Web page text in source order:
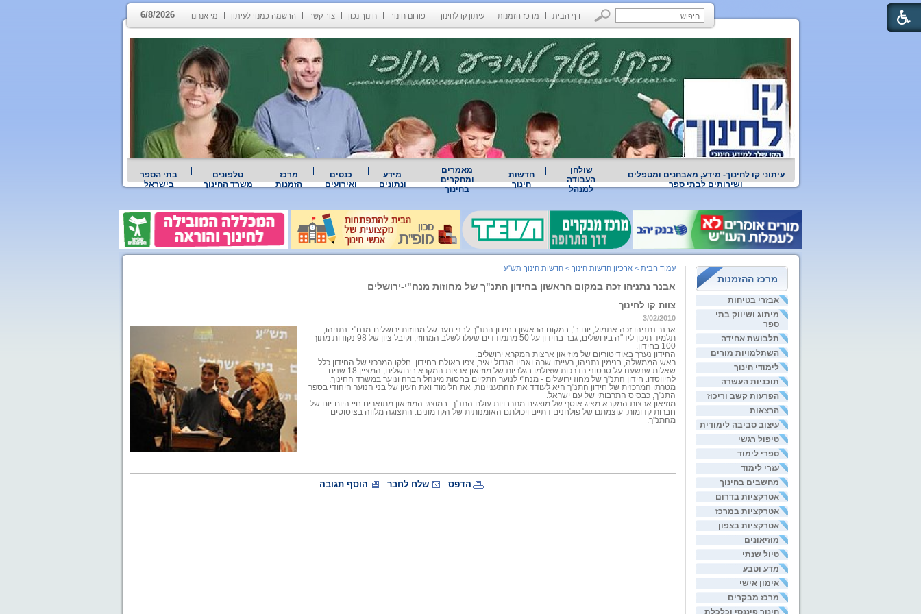
דף הבית מרכז הזמנות עיתון קו לחינוך פורום חינוך חינוך נכון צור קשר הרשמה כמנוי לעיתון מי אנחנו 6/8/2026
עיתוני קו לחינוך- מידע, מאבחנים ומטפלים
ושירותים לבתי ספר
שולחן
העבודה
למנהל
חדשות
חינוך
מאמרים
ומחקרים
בחינוך
מידע
ונתונים
כנסים
ואירועים
מרכז
הזמנות
טלפונים
משרד החינוך
בתי הספר
בישראל
מרכז ההזמנות
אבזרי בטיחות
מיתוג ושיווק בתי
ספר
תלבושת אחידה
השתלמויות מורים
לימודי חינוך
תוכניות העשרה
הפרעות קשב וריכוז
הרצאות
עיצוב סביבה לימודית
טיפול רגשי
ספרי לימוד
עזרי לימוד
מחשבים בחינוך
אטרקציות בדרום
אטרקציות במרכז
אטרקציות בצפון
מוזיאונים
טיול שנתי
מדע וטבע
אימון אישי
מרכז מבקרים
חינוך פיננסי וכלכלת
עמוד הבית > ארכיון חדשות חינוך > חדשות חינוך תש"ע
אבנר נתניהו זכה במקום הראשון בחידון התנ"ך של מחוזות מנח"י-ירושלים
צוות קו לחינוך
3/02/2010
אבנר נתניהו זכה אתמול, יום ב', במקום הראשון בחידון התנ"ך לבני נוער של מחוזות ירושלים-מנח"י. נתניהו,
תלמיד תיכון ליד"ה בירושלים, גבר בחידון על 50 מתמודדים שעלו לשלב המחוזי, וקיבל ציון של 98 נקודות מתוך
100 בחידון.
החידון נערך באודיטוריום של מוזיאון ארצות המקרא ירושלים.
ראש הממשלה, בנימין נתניהו, רעייתו שרה ואחיו הגדול יאיר, צפו באולם בחידון. חלקו המרכזי של החידון כלל
שאלות שנשענו על סרטוני הדרכות שצולמו בגלריות של מוזיאון ארצות המקרא בירושלים, המציין 18 שנים
להיווסדו. חידון התנ"ך של מחוז ירושלים - מנח"י לנוער התקיים בחסות מינהל חברה ונוער במשרד החינוך.
מטרתו המרכזית של חידון התנ"ך היא לעודד את ההתעניינות, את הלימוד ואת העיון של בני הנוער היהודי בספר
התנ"ך, כבסיס התרבותי של עם ישראל.
מוזיאון ארצות המקרא מציג אוסף של מוצגים מתרבויות עולם התנ"ך. במוצגי המוזיאון מתוארים חיי היום-יום של
חברות קדומות, עוצמתם של פולחנים דתיים ויכולתם האומנותית של הקדמונים. התצוגה מלווה בציטוטים
מהתנ"ך.
הדפס שלח לחבר הוסף תגובה